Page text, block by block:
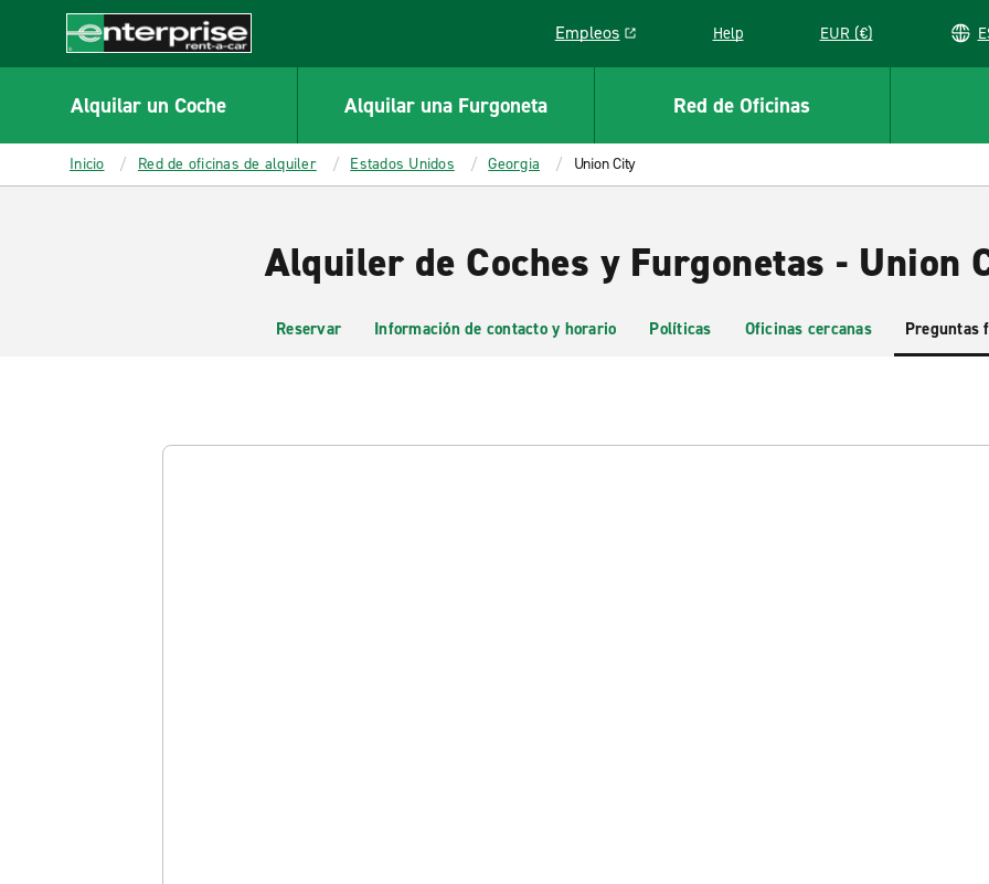
CONTENT
Enterprise
Empleos
Link opens in a new window
Help EUR (€)
Alquilar un Coche Alquilar una Furgoneta Red de Oficinas
Inicio Red de oficinas de alquiler Estados Unidos Georgia Union City
Alquiler de Coches y Furgonetas - Union
Reservar Información de contacto y horario Políticas Oficinas cercanas Preguntas